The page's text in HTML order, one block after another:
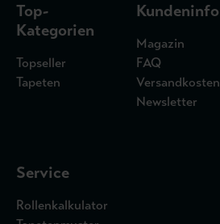
Top-
Kategorien
Topseller
Tapeten
Kundeninfo
Magazin
FAQ
Versandkosten
Newsletter
Service
Rollenkalkulator